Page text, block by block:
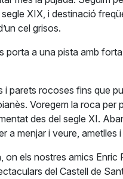
XIX, i destinació
cel grisos.
porta a una pista amb
rocoses fins que
Voregem la roca
des del segle XI.
a menjar i veure,
on els nostres amics
del Castell de